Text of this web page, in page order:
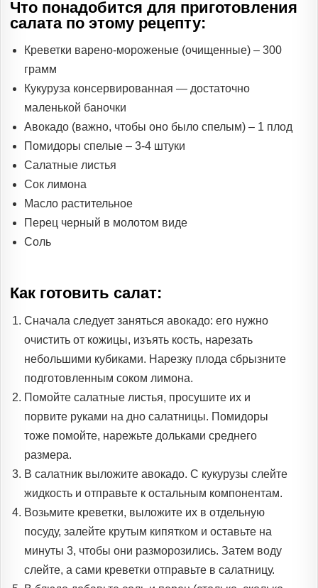
Что понадобится для приготовления
салата по этому рецепту:
Креветки варено-мороженые (очищенные) – 300
грамм
Кукуруза консервированная — достаточно
маленькой баночки
Авокадо (важно, чтобы оно было спелым) – 1 плод
Помидоры спелые – 3-4 штуки
Салатные листья
Сок лимона
Масло растительное
Перец черный в молотом виде
Соль
Как готовить салат:
Сначала следует заняться авокадо: его нужно
очистить от кожицы, изъять кость, нарезать
небольшими кубиками. Нарезку плода сбрызните
подготовленным соком лимона.
Помойте салатные листья, просушите их и
порвите руками на дно салатницы. Помидоры
тоже помойте, нарежьте дольками среднего
размера.
В салатник выложите авокадо. С кукурузы слейте
жидкость и отправьте к остальным компонентам.
Возьмите креветки, выложите их в отдельную
посуду, залейте крутым кипятком и оставьте на
минуты 3, чтобы они разморозились. Затем воду
слейте, а сами креветки отправьте в салатницу.